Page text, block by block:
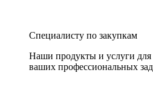
Специалисту по закупкам
Наши продукты и услуги
ваших профессиональных